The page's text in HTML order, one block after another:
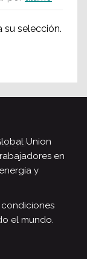
su selección.
Union
en
y
condiciones
el mundo.